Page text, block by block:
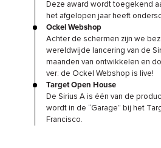
Deze award wordt toegekend
het afgelopen jaar heeft
Ockel Webshop
Achter de schermen zijn we
wereldwijde lancering van de
maanden van ontwikkelen en
ver: de Ockel Webshop is live!
Target Open House
De Sirius A is één van de
wordt in de “Garage” bij het
Francisco.